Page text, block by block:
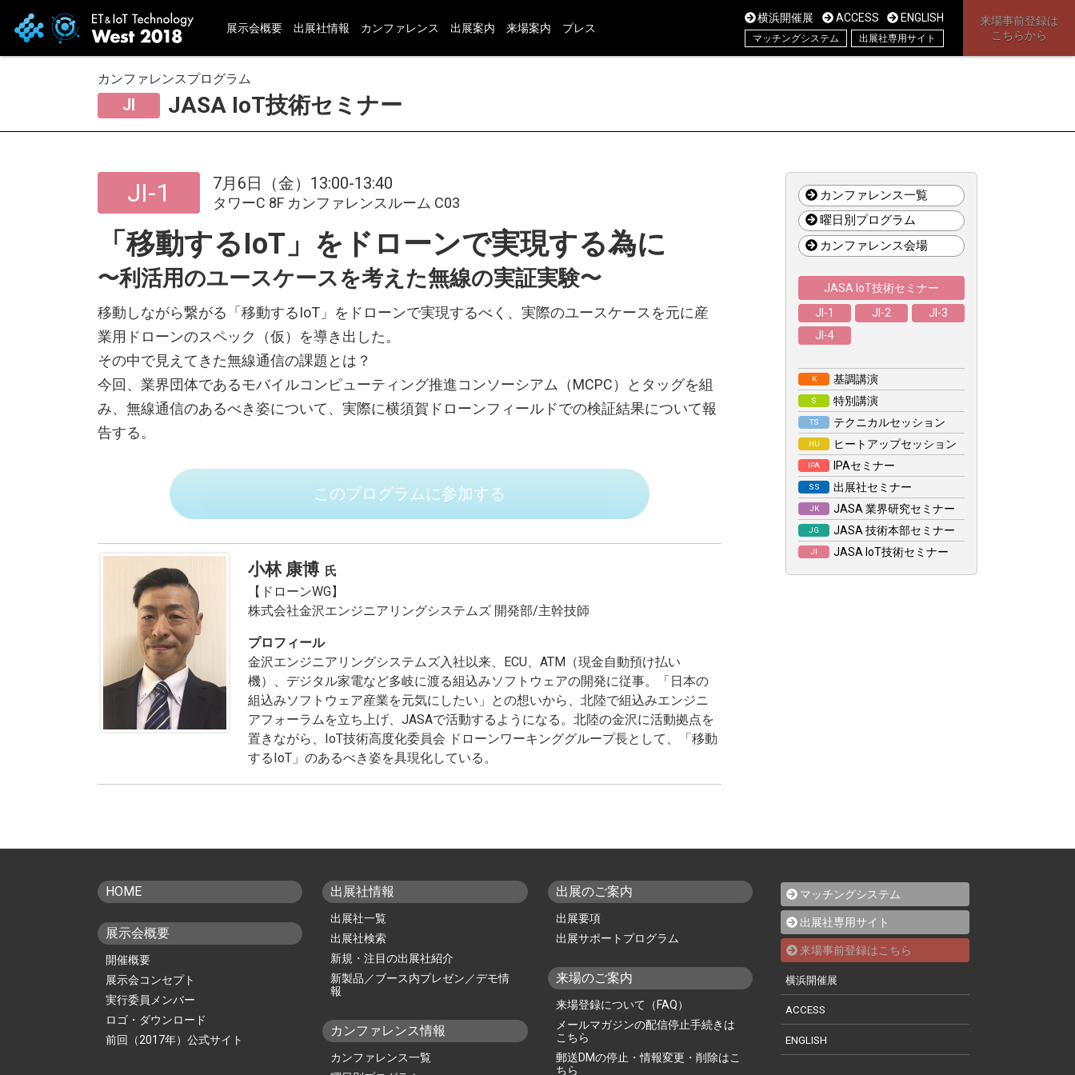
展示会概要 出展社情報 カンファレンス 出展案内 来場案内 プレス
横浜開催展 ACCESS ENGLISH
マッチングシステム 出展社専用サイト
来場事前登録は
こちらから
カンファレンスプログラム
JI JASA IoT技術セミナー
JI-1 7月6日（金）13:00-13:40
タワーC 8F カンファレンスルーム C03
「移動するIoT」をドローンで実現する為に
〜利活用のユースケースを考えた無線の実証実験〜
移動しながら繋がる「移動するIoT」をドローンで実現するべく、実際のユースケースを元に産
業用ドローンのスペック（仮）を導き出した。
その中で見えてきた無線通信の課題とは？
今回、業界団体であるモバイルコンピューティング推進コンソーシアム（MCPC）とタッグを組
み、無線通信のあるべき姿について、実際に横須賀ドローンフィールドでの検証結果について報
告する。
このプログラムに参加する
小林 康博
【ドローンWG】
株式会社金沢エンジニアリングシステムズ 開発部/主幹技師
プロフィール
金沢エンジニアリングシステムズ入社以来、ECU、ATM（現金自動預け払い
機）、デジタル家電など多岐に渡る組込みソフトウェアの開発に従事。「日本の
組込みソフトウェア産業を元気にしたい」との想いから、北陸で組込みエンジニ
アフォーラムを立ち上げ、JASAで活動するようになる。北陸の金沢に活動拠点を
置きながら、IoT技術高度化委員会 ドローンワーキンググループ長として、「移動
するIoT」のあるべき姿を具現化している。
カンファレンス一覧
曜日別プログラム
カンファレンス会場
JASA IoT技術セミナー
JI-1
JI-2
JI-3
JI-4
K 基調講演
S 特別講演
TS テクニカルセッション
HU ヒートアップセッション
IPA IPAセミナー
SS 出展社セミナー
JK JASA 業界研究セミナー
JG JASA 技術本部セミナー
JI JASA IoT技術セミナー
HOME
展示会概要
開催概要
展示会コンセプト
実行委員メンバー
ロゴ・ダウンロード
前回（2017年）公式サイト
出展社情報
出展社一覧
出展社検索
新規・注目の出展社紹介
新製品／ブース内プレゼン／デモ情
報
カンファレンス情報
カンファレンス一覧
出展のご案内
出展要項
出展サポートプログラム
来場のご案内
来場登録について（FAQ）
メールマガジンの配信停止手続きは
こちら
郵送DMの停止・情報変更・削除はこ
ちら
マッチングシステム
出展社専用サイト
来場事前登録はこちら
横浜開催展
ACCESS
ENGLISH
HOME
展示会概要
展示会コンセプト
実行委員メンバー
ロゴ・ダウンロード
前回（2017年）公式サイト
出展社情報
出展社一覧
出展社検索
新規・注目の出展社紹介
新製品／ブース内プレゼン／デモ情報
曜日別プログラム
出展のご案内
来場登録について（FAQ）
メールマガジンの配信停止手続きはこちら
郵送DMの停止・情報変更・削除はこちら
プレスリリース
プレスの皆様へ
来場事前登録はこちらから
横浜開催展
ACCESS
ENGLISH